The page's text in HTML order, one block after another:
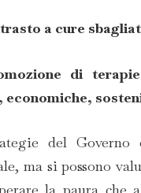
a cure
di
economiche,
del Governo
ma si possono